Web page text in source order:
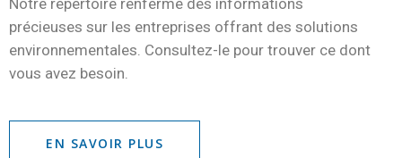
Notre répertoire renferme des informations
précieuses sur les entreprises offrant des solutions
environnementales. Consultez-le pour trouver ce dont
vous avez besoin.
EN SAVOIR PLUS